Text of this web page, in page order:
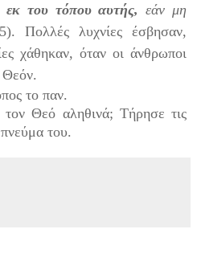
εκ του τόπου αυτής, εάν μη
Πολλές λυχνίες έσβησαν,
χάθηκαν, όταν οι άνθρωποι
Θεόν.
το παν.
τον Θεό αληθινά; Τήρησε τις
του.